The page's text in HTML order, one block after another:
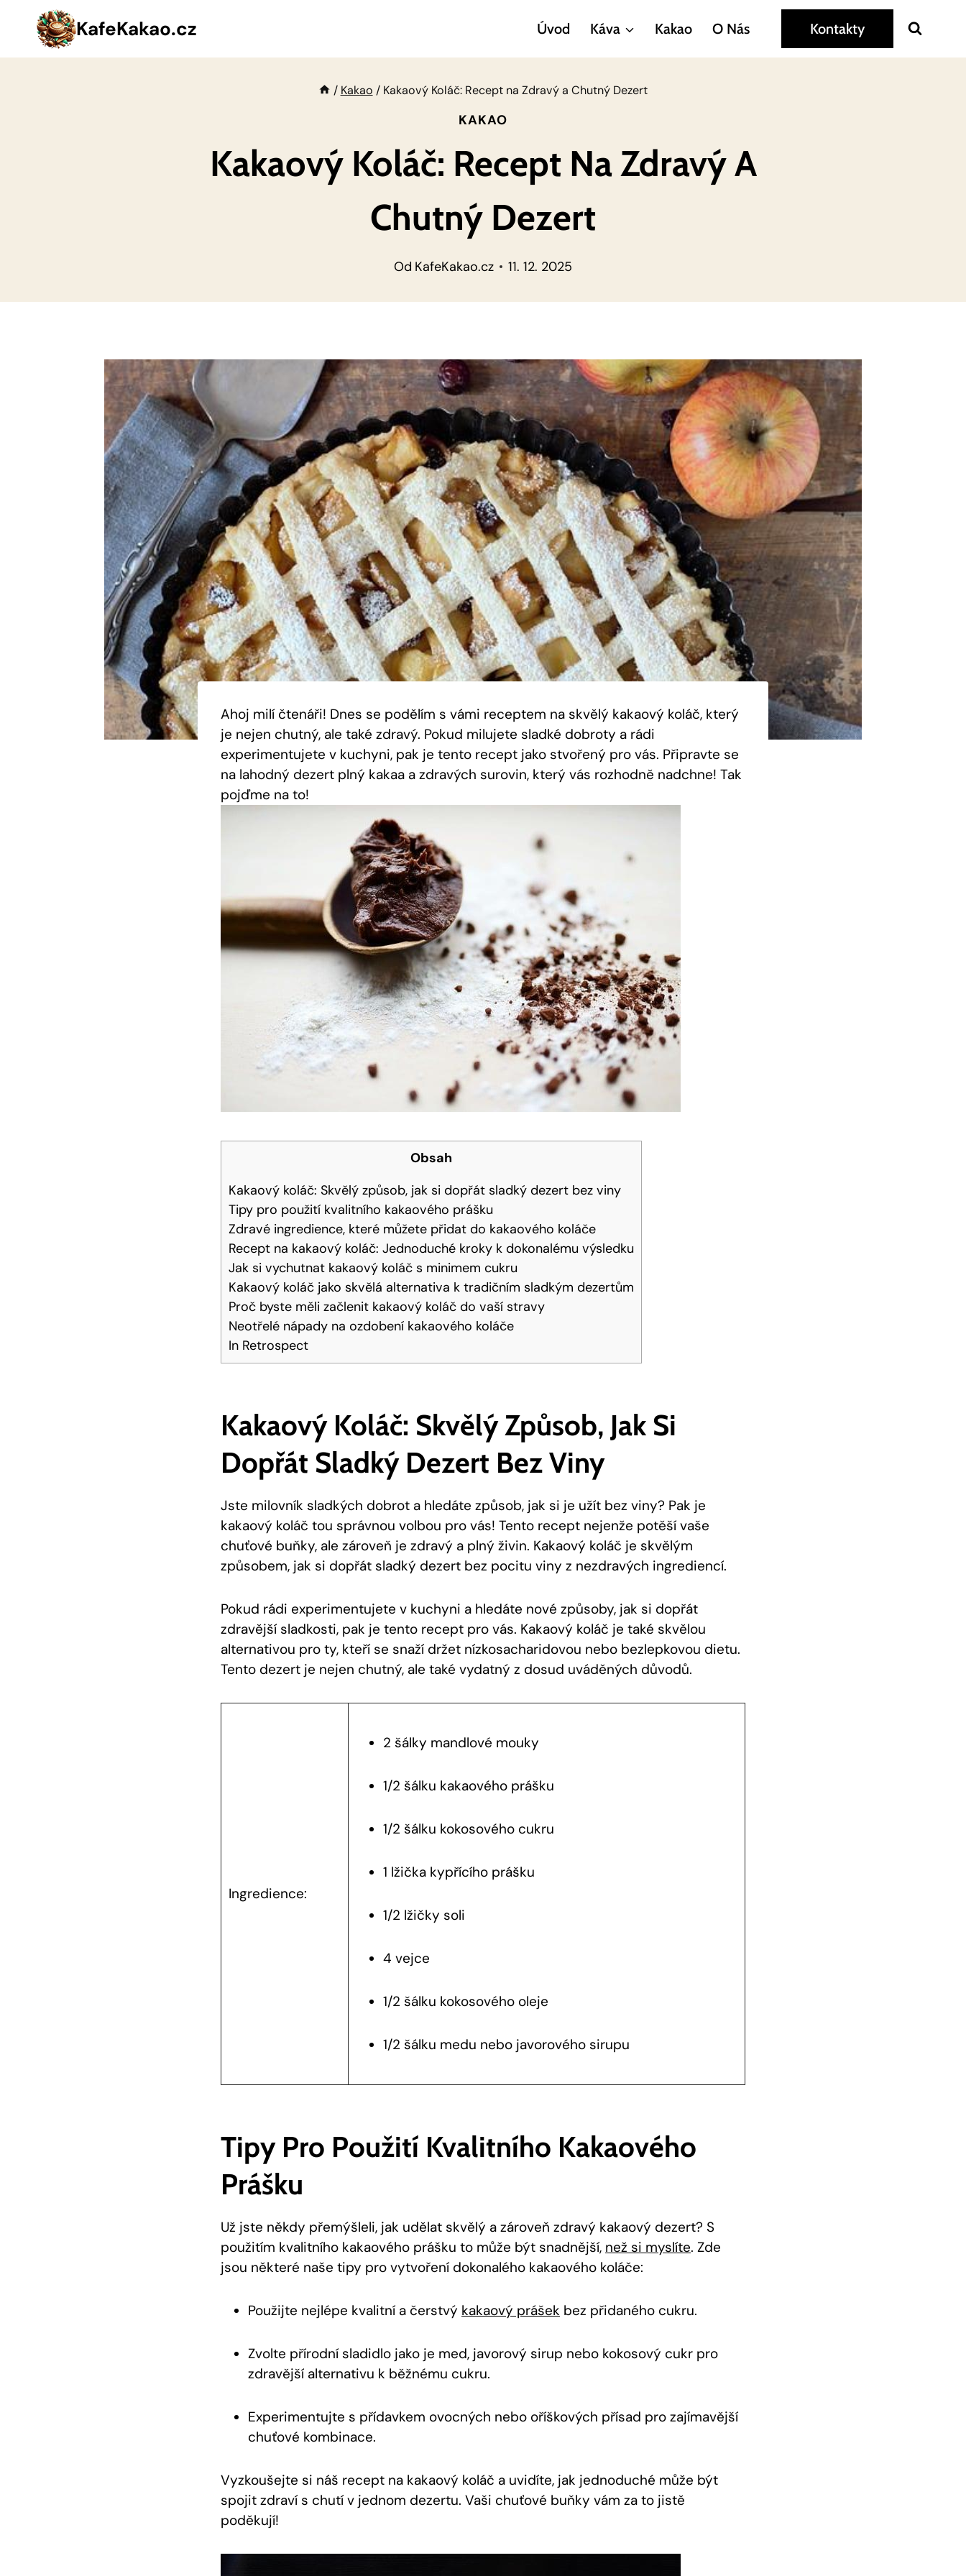
Přeskočit
KafeKakao.cz Úvod Káva Kakao O Nás Kontakty
/ Kakao / Kakaový Koláč: Recept na Zdravý a Chutný Dezert
KAKAO
Kakaový Koláč: Recept Na Zdravý A
Chutný Dezert
Od KafeKakao.cz 11. 12. 2025
Ahoj milí čtenáři! Dnes se podělím s vámi receptem na skvělý kakaový koláč, který
je nejen chutný, ale také zdravý. Pokud milujete sladké dobroty a rádi
experimentujete v kuchyni, pak je tento recept jako stvořený pro vás. Připravte se
na lahodný dezert plný kakaa a zdravých surovin, který vás rozhodně nadchne! Tak
pojďme na to!
Obsah
Kakaový koláč: Skvělý způsob, jak si dopřát sladký dezert bez viny
Tipy pro použití kvalitního kakaového prášku
Zdravé ingredience, které můžete přidat do kakaového koláče
Recept na kakaový koláč: Jednoduché kroky k dokonalému výsledku
Jak si vychutnat kakaový koláč s minimem cukru
Kakaový koláč jako skvělá alternativa k tradičním sladkým dezertům
Proč byste měli začlenit kakaový koláč do vaší stravy
Neotřelé nápady na ozdobení kakaového koláče
In Retrospect
Kakaový Koláč: Skvělý Způsob, Jak Si
Dopřát Sladký Dezert Bez Viny
Jste milovník sladkých dobrot a hledáte způsob, jak si je užít bez viny? Pak je
kakaový koláč tou správnou volbou pro vás! Tento recept nejenže potěší vaše
chuťové buňky, ale zároveň je zdravý a plný živin. Kakaový koláč je skvělým
způsobem, jak si dopřát sladký dezert bez pocitu viny z nezdravých ingrediencí.
Pokud rádi experimentujete v kuchyni a hledáte nové způsoby, jak si dopřát
zdravější sladkosti, pak je tento recept pro vás. Kakaový koláč je také skvělou
alternativou pro ty, kteří se snaží držet nízkosacharidovou nebo bezlepkovou dietu.
Tento dezert je nejen chutný, ale také vydatný z dosud uváděných důvodů.
Ingredience:
2 šálky mandlové mouky
1/2 šálku kakaového prášku
1/2 šálku kokosového cukru
1 lžička kypřícího prášku
1/2 lžičky soli
4 vejce
1/2 šálku kokosového oleje
1/2 šálku medu nebo javorového sirupu
Tipy Pro Použití Kvalitního Kakaového
Prášku
Už jste někdy přemýšleli, jak udělat skvělý a zároveň zdravý kakaový dezert? S
použitím kvalitního kakaového prášku to může být snadnější, než si myslíte. Zde
jsou některé naše tipy pro vytvoření dokonalého kakaového koláče:
Použijte nejlépe kvalitní a čerstvý kakaový prášek bez přidaného cukru.
Zvolte přírodní sladidlo jako je med, javorový sirup nebo kokosový cukr pro
zdravější alternativu k běžnému cukru.
Experimentujte s přídavkem ovocných nebo oříškových přísad pro zajímavější
chuťové kombinace.
Vyzkoušejte si náš recept na kakaový koláč a uvidíte, jak jednoduché může být
spojit zdraví s chutí v jednom dezertu. Vaši chuťové buňky vám za to jistě
poděkují!